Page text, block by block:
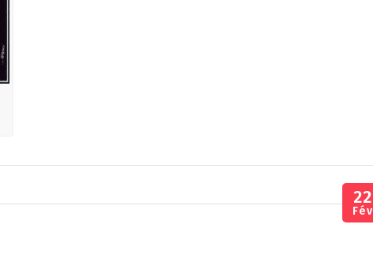
22
Fév